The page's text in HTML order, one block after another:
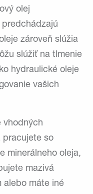
olej
zároveň slúžia
slúžiť na tlmenie
hydraulické oleje
vašich
vhodných
pracujete so
minerálneho oleja,
mazivá
alebo máte iné